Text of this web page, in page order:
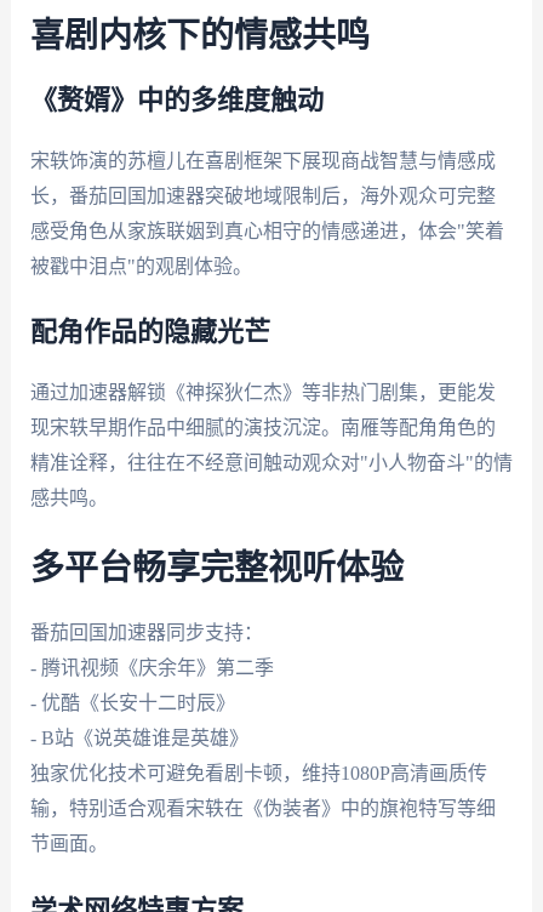
喜剧内核下的情感共鸣
《赘婿》中的多维度触动
宋轶饰演的苏檀儿在喜剧框架下展现商战智慧与情感成
长，番茄回国加速器突破地域限制后，海外观众可完整
感受角色从家族联姻到真心相守的情感递进，体会"笑着
被戳中泪点"的观剧体验。
配角作品的隐藏光芒
通过加速器解锁《神探狄仁杰》等非热门剧集，更能发
现宋轶早期作品中细腻的演技沉淀。南雁等配角角色的
精准诠释，往往在不经意间触动观众对"小人物奋斗"的情
感共鸣。
多平台畅享完整视听体验
番茄回国加速器同步支持：
- 腾讯视频《庆余年》第二季
- 优酷《长安十二时辰》
- B站《说英雄谁是英雄》
独家优化技术可避免看剧卡顿，维持1080P高清画质传
输，特别适合观看宋轶在《伪装者》中的旗袍特写等细
节画面。